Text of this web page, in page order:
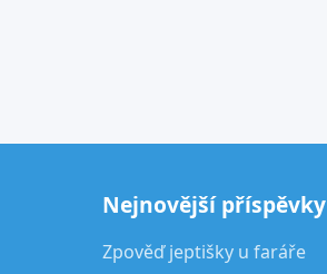
Nejnovější příspěvky
Zpověď jeptišky u faráře